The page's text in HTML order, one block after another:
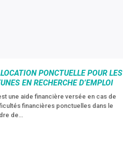
PONCTUELLE POUR LES
EN RECHERCHE D’EMPLOI
une aide financière versée en cas de
financières ponctuelles dans le
de…